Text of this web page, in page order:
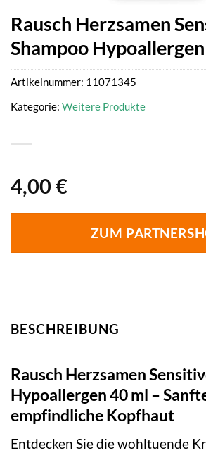
Rausch Herzsamen
Shampoo
4,00 €
ZUM
Artikelnummer: 11071345
Kategorie: Weitere Produkte
BESCHREIBUNG
Rausch Herzsamen
Hypoallergen 40 ml –
empfindliche Kopfhaut
Entdecken Sie die wohltuende